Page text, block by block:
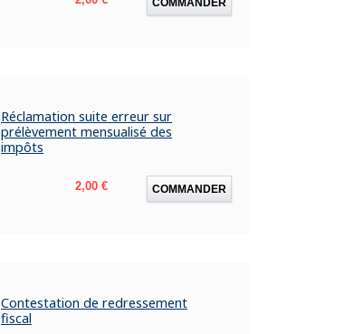
Réclamation suite erreur sur
prélèvement mensualisé des
impôts
Prix
2,00 € COMMANDER
Contestation de redressement
fiscal